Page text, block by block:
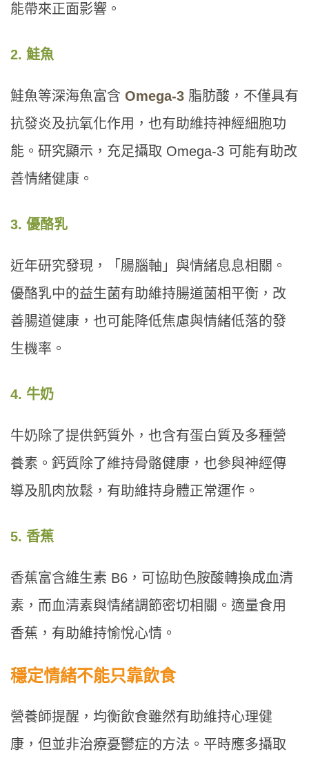
能帶來正面影響。
2. 鮭魚
鮭魚等深海魚富含 Omega-3 脂肪酸，不僅具有
抗發炎及抗氧化作用，也有助維持神經細胞功
能。研究顯示，充足攝取 Omega-3 可能有助改
善情緒健康。
3. 優酪乳
近年研究發現，「腸腦軸」與情緒息息相關。
優酪乳中的益生菌有助維持腸道菌相平衡，改
善腸道健康，也可能降低焦慮與情緒低落的發
生機率。
4. 牛奶
牛奶除了提供鈣質外，也含有蛋白質及多種營
養素。鈣質除了維持骨骼健康，也參與神經傳
導及肌肉放鬆，有助維持身體正常運作。
5. 香蕉
香蕉富含維生素 B6，可協助色胺酸轉換成血清
素，而血清素與情緒調節密切相關。適量食用
香蕉，有助維持愉悅心情。
穩定情緒不能只靠飲食
營養師提醒，均衡飲食雖然有助維持心理健
康，但並非治療憂鬱症的方法。平時應多攝取